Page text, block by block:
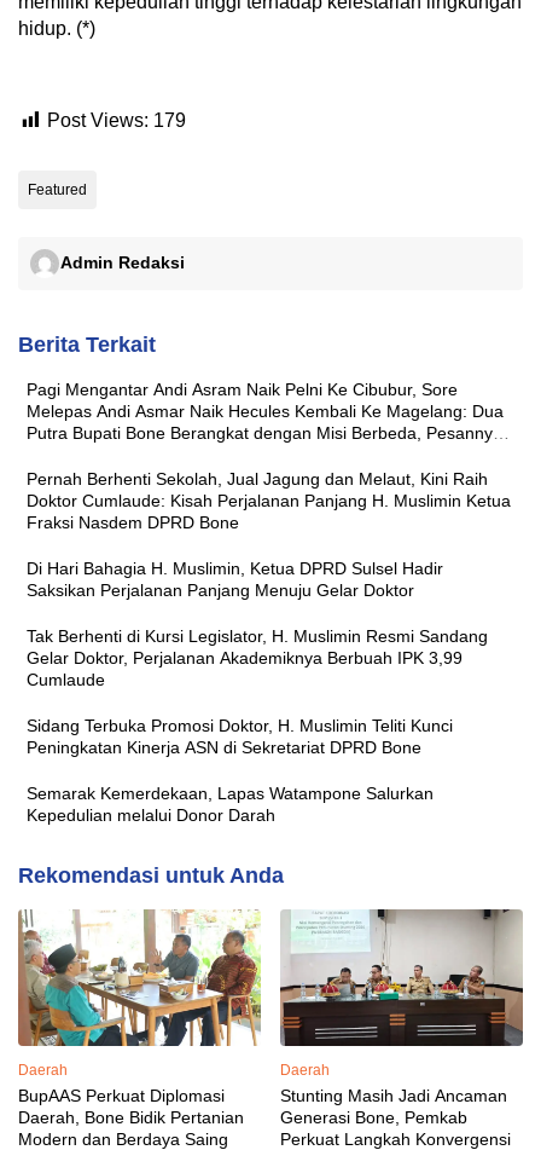
hidup. (*)
Post Views: 179
Featured
Admin Redaksi
Berita Terkait
Pagi Mengantar Andi Asram Naik Pelni Ke Cibubur, Sore
Melepas Andi Asmar Naik Hecules Kembali Ke Magelang: Dua
Putra Bupati Bone Berangkat dengan Misi Berbeda, Pesannya
Pernah Berhenti Sekolah, Jual Jagung dan Melaut, Kini Raih
Doktor Cumlaude: Kisah Perjalanan Panjang H. Muslimin Ketua
Fraksi Nasdem DPRD Bone
Di Hari Bahagia H. Muslimin, Ketua DPRD Sulsel Hadir
Saksikan Perjalanan Panjang Menuju Gelar Doktor
Tak Berhenti di Kursi Legislator, H. Muslimin Resmi Sandang
Gelar Doktor, Perjalanan Akademiknya Berbuah IPK 3,99
Cumlaude
Sidang Terbuka Promosi Doktor, H. Muslimin Teliti Kunci
Peningkatan Kinerja ASN di Sekretariat DPRD Bone
Semarak Kemerdekaan, Lapas Watampone Salurkan
Kepedulian melalui Donor Darah
Rekomendasi untuk Anda
Daerah
BupAAS Perkuat Diplomasi
Daerah, Bone Bidik Pertanian
Modern dan Berdaya Saing
Daerah
Stunting Masih Jadi Ancaman
Generasi Bone, Pemkab
Perkuat Langkah Konvergensi